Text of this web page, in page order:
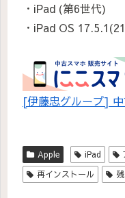
・iPad (第6世代)
・iPad OS
[伊藤忠グループ]
Apple iPad
再インストール